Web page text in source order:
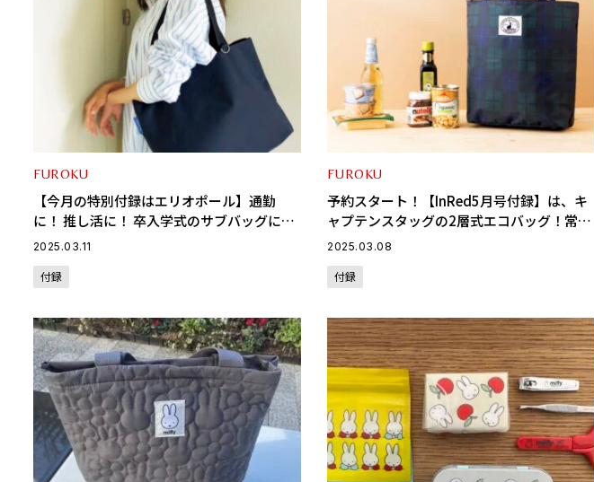
FUROKU
【今月の特別付録はエリオポール】通勤
に！ 推し活に！ 卒入学式のサブバッグに！
7つの機能付きトート
2025.03.11
付録
FUROKU
予約スタート！【InRed5月号付録】は、キ
ャプテンスタッグの2層式エコバッグ！常温
と簡易保冷を分けられて便利！
2025.03.08
付録